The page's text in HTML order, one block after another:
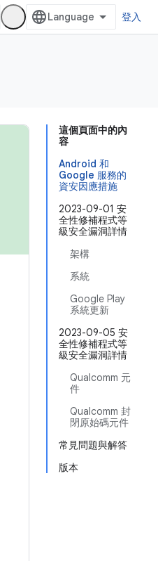
登入
這個頁面中的內
容
Android 和
Google 服務的
資安因應措施
2023-09-01 安
全性修補程式等
級安全漏洞詳情
架構
系統
Google Play
系統更新
2023-09-05 安
全性修補程式等
級安全漏洞詳情
Qualcomm 元
件
Qualcomm 封
閉原始碼元件
常見問題與解答
版本